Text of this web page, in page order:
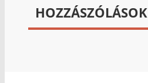
HOZZÁSZÓLÁSOK